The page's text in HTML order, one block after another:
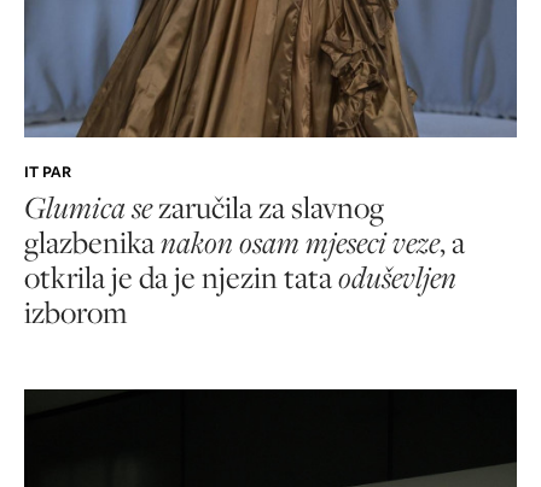
IT PAR
Glumica sezaručila za slavnog
glazbenikanakon osam mjeseci veze, a
otkrila je da je njezin tataoduševljen
izborom